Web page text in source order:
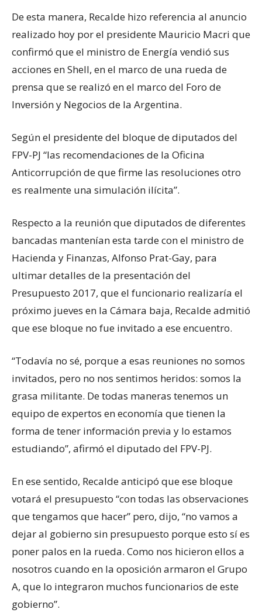
De esta manera, Recalde hizo referencia al anuncio
realizado hoy por el presidente Mauricio Macri que
confirmó que el ministro de Energía vendió sus
acciones en Shell, en el marco de una rueda de
prensa que se realizó en el marco del Foro de
Inversión y Negocios de la Argentina.
Según el presidente del bloque de diputados del
FPV-PJ “las recomendaciones de la Oficina
Anticorrupción de que firme las resoluciones otro
es realmente una simulación ilícita”.
Respecto a la reunión que diputados de diferentes
bancadas mantenían esta tarde con el ministro de
Hacienda y Finanzas, Alfonso Prat-Gay, para
ultimar detalles de la presentación del
Presupuesto 2017, que el funcionario realizaría el
próximo jueves en la Cámara baja, Recalde admitió
que ese bloque no fue invitado a ese encuentro.
“Todavía no sé, porque a esas reuniones no somos
invitados, pero no nos sentimos heridos: somos la
grasa militante. De todas maneras tenemos un
equipo de expertos en economía que tienen la
forma de tener información previa y lo estamos
estudiando”, afirmó el diputado del FPV-PJ.
En ese sentido, Recalde anticipó que ese bloque
votará el presupuesto “con todas las observaciones
que tengamos que hacer” pero, dijo, “no vamos a
dejar al gobierno sin presupuesto porque esto sí es
poner palos en la rueda. Como nos hicieron ellos a
nosotros cuando en la oposición armaron el Grupo
A, que lo integraron muchos funcionarios de este
gobierno”.